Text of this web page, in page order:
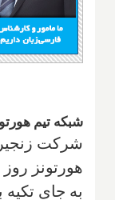
شبکه تیم
شرکت
به جای تکیه